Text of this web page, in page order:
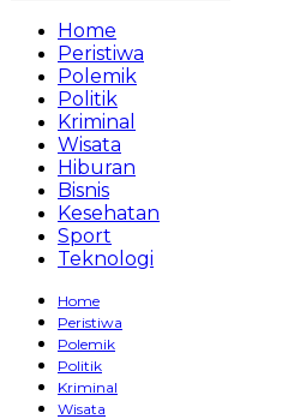
Home
Peristiwa
Polemik
Politik
Kriminal
Wisata
Hiburan
Bisnis
Kesehatan
Sport
Teknologi
Home
Peristiwa
Polemik
Politik
Kriminal
Wisata